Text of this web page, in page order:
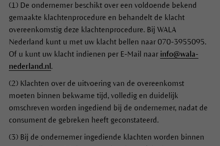
(1) De ondernemer beschikt over een voldoende bekend
gemaakte klachtenprocedure en behandelt de klacht
overeenkomstig deze klachtenprocedure. Bij WALA
Nederland kunt u met uw klacht bellen naar 070-3955095.
Of u kunt uw klacht indienen per E-Mail naar info@wala-
nederland.nl .
(2) Klachten over de uitvoering van de overeenkomst
moeten binnen bekwame tijd, volledig en duidelijk
omschreven worden ingediend bij de ondernemer, nadat de
consument de gebreken heeft geconstateerd.
(3) Bij de ondernemer ingediende klachten worden binnen